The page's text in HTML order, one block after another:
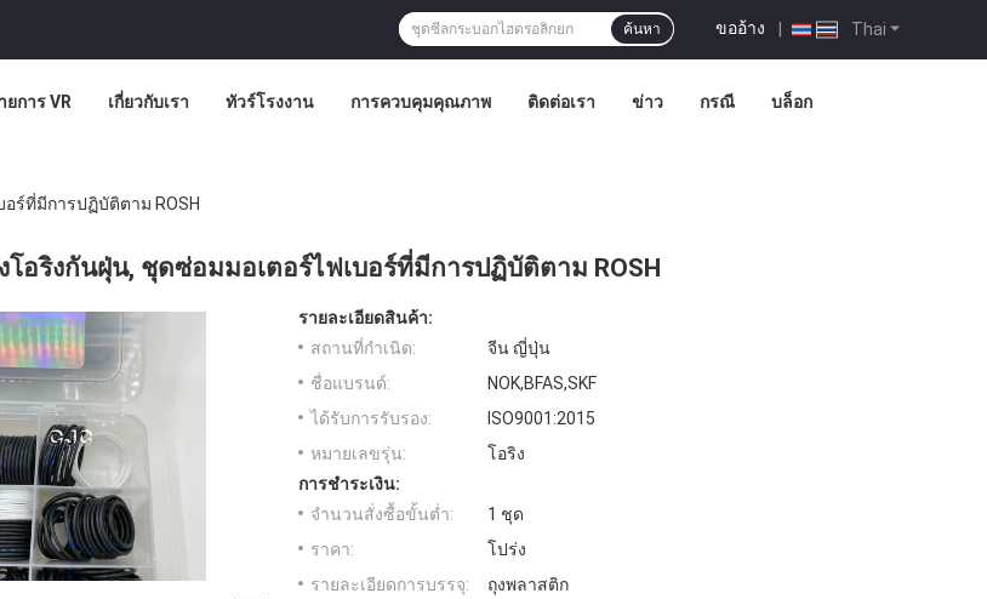
Thai
ขออ้าง |
ค้นหา
ยการ VR เกี่ยวกับเรา ทัวร์โรงงาน การควบคุมคุณภาพ ติดต่อเรา ข่าว กรณี บล็อก
ร์ที่มีการปฏิบัติตาม ROSH
โอริงกันฝุ่น, ชุดซ่อมมอเตอร์ไฟเบอร์ที่มีการปฏิบัติตาม ROSH
รายละเอียดสินค้า:
สถานที่กำเนิด:
จีน ญี่ปุ่น
ชื่อแบรนด์:
NOK,BFAS,SKF
ได้รับการรับรอง:
ISO9001:2015
หมายเลขรุ่น:
โอริง
การชำระเงิน:
จำนวนสั่งซื้อขั้นต่ำ:
1 ชุด
ราคา:
โปร่ง
รายละเอียดการบรรจุ:
ถุงพลาสติก